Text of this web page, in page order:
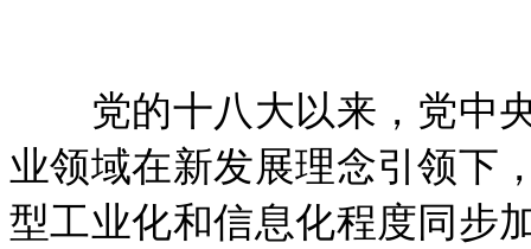
党的十八大以来，党中央
业领域在新发展理念引领下
型工业化和信息化程度同步